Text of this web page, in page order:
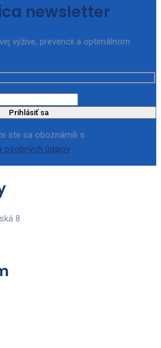
newsletter
výžive, prevencii a optimálnom
Prihlásiť sa
ste sa oboznámili s
osobných údajov.
8